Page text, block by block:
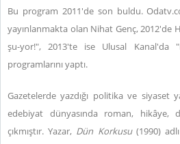
Bu program 2011'de son buldu.
yayınlanmakta olan Nihat Genç, 2012'de
şu-yor!", 2013'te ise Ulusal Kanal'da
programlarını yaptı.
Gazetelerde yazdığı politika ve siyaset
edebiyat dünyasında roman, hikâye,
çıkmıştır. Yazar, Dün Korkusu(1990)